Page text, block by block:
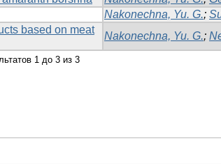
Nakonechna, Yu. G.;
based on meat
Nakonechna, Yu. G.;
1 до 3 из 3